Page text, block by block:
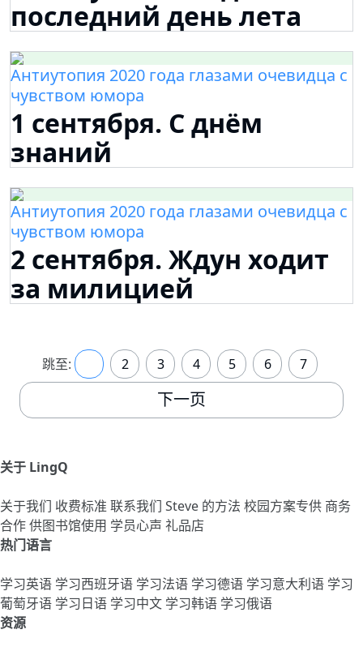
последний день лета
Антиутопия 2020 года глазами очевидца с
чувством юмора
1 сентября. С днём
знаний
Антиутопия 2020 года глазами очевидца с
чувством юмора
2 сентября. Ждун ходит
за милицией
跳至: 2 3 4 5 6 7
下一页
关于 LingQ
关于我们 收费标准 联系我们 Steve 的方法 校园方案专供 商务
合作供图书馆使用 学员心声 礼品店
热门语言
学习英语 学习西班牙语 学习法语 学习德语 学习意大利语 学习
葡萄牙语 学习日语 学习中文 学习韩语 学习俄语
资源